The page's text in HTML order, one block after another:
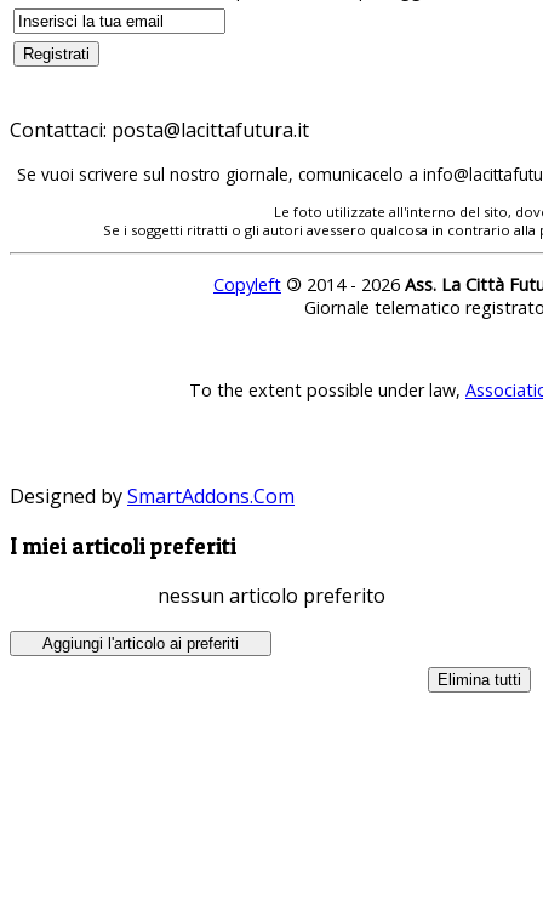
Contattaci: posta@lacittafutura.it
Se vuoi scrivere sul nostro giornale, comunicacelo a
Le foto utilizzate all'interno del sito,
Se i soggetti ritratti o gli autori avessero qualcosa in contrario
Copyleft © 2014 - 2026 Ass. La Città
Giornale telematico
To the extent possible under law,
Designed bySmartAddons.Com
I miei articoli preferiti
nessun articolo preferito